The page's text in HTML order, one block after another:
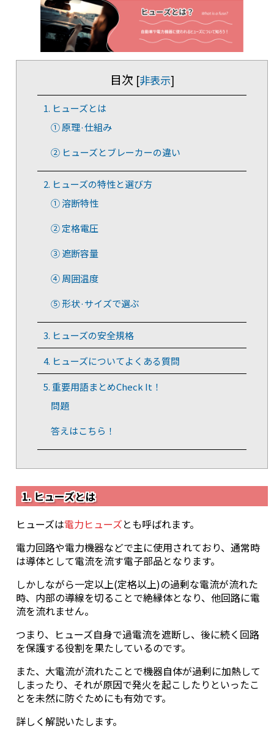
目次 [非表示]
1. ヒューズとは
① 原理·仕組み
② ヒューズとブレーカーの違い
2. ヒューズの特性と選び方
① 溶断特性
② 定格電圧
③ 遮断容量
④ 周囲温度
⑤ 形状·サイズで選ぶ
3. ヒューズの安全規格
4. ヒューズについてよくある質問
5. 重要用語まとめCheck It！
問題
答えはこちら！
1. ヒューズとは
ヒューズは電力ヒューズとも呼ばれます。
電力回路や電力機器などで主に使用されており、通常時
は導体として電流を流す電子部品となります。
しかしながら一定以上(定格以上)の過剰な電流が流れた
時、内部の導線を切ることで絶縁体となり、他回路に電
流を流れません。
つまり、ヒューズ自身で過電流を遮断し、後に続く回路
を保護する役割を果たしているのです。
また、大電流が流れたことで機器自体が過剰に加熱して
しまったり、それが原因で発火を起こしたりといったこ
とを未然に防ぐためにも有効です。
詳しく解説いたします。